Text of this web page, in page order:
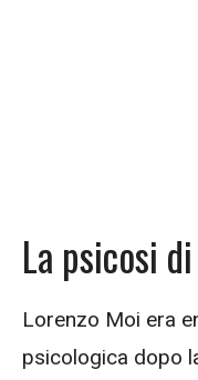
La psicosi
Lorenzo Moi era
psicologica dopo